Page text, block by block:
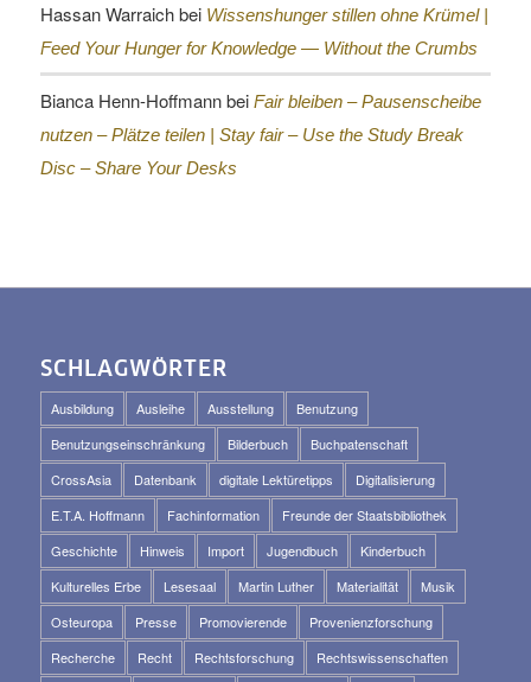
Hassan Warraichbei Wissenshunger stillen ohne Krümel |
Feed Your Hunger for Knowledge — Without the Crumbs
Bianca Henn-Hoffmannbei Fair bleiben – Pausenscheibe
nutzen – Plätze teilen | Stay fair – Use the Study Break
Disc – Share Your Desks
SCHLAGWÖRTER
Ausbildung Ausleihe Ausstellung
Benutzung
Benutzungseinschränkung
Bilderbuch
Buchpatenschaft
CrossAsia
Datenbank digitale Lektüretipps
Digitalisierung
E.T.A. Hoffmann
Fachinformation
Freunde der Staatsbibliothek
Geschichte
Hinweis Import Jugendbuch
Kinderbuch
Kulturelles Erbe
Lesesaal Martin Luther Materialität
Musik
Osteuropa
Presse Promovierende
Provenienzforschung
Recherche
Recht Rechtsforschung
Rechtswissenschaften